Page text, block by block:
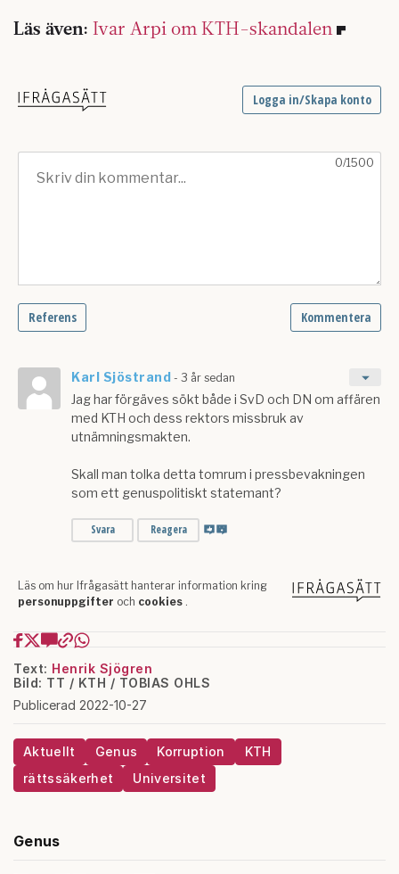
Läs även: Ivar Arpi om KTH-skandalen
Text: Henrik Sjögren
Bild: TT / KTH / TOBIAS OHLS
Publicerad 2022-10-27
Aktuellt Genus Korruption
KTH
rättssäkerhet
Universitet
Genus